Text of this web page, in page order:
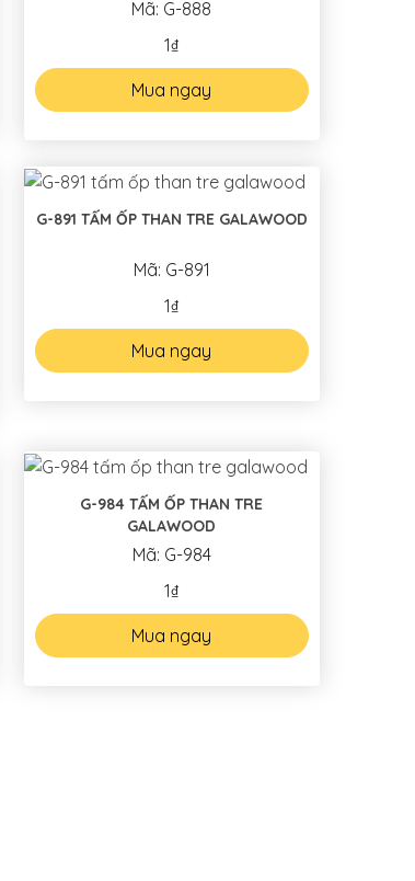
Mã: G-888
1₫
Mua ngay
G-891 TẤM ỐP THAN TRE GALAWOOD
Mã: G-891
1₫
Mua ngay
G-984 TẤM ỐP THAN TRE
GALAWOOD
Mã: G-984
1₫
Mua ngay